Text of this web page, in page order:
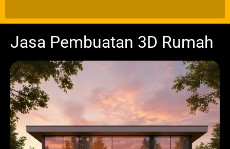
Jasa Pembuatan 3D Rumah